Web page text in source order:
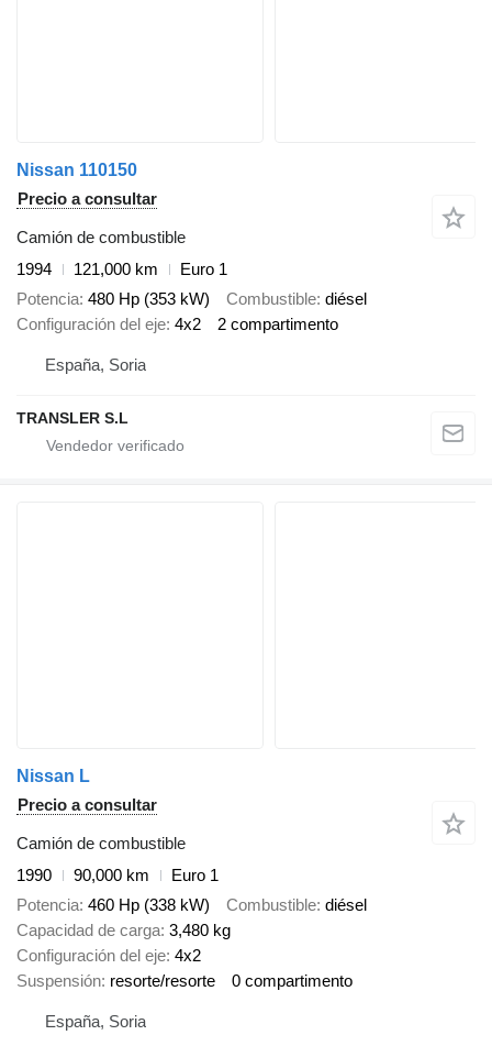
Nissan 110150
Precio a consultar
Camión de combustible
1994
121,000 km
Euro 1
Potencia 480 Hp (353 kW) Combustible diésel
Configuración del eje 4x2 2 compartimento
España, Soria
TRANSLER S.L
Nissan L
Precio a consultar
Camión de combustible
1990
90,000 km
Euro 1
Potencia 460 Hp (338 kW) Combustible diésel
Capacidad de carga 3,480 kg
Configuración del eje 4x2
Suspensión resorte/resorte 0 compartimento
España, Soria